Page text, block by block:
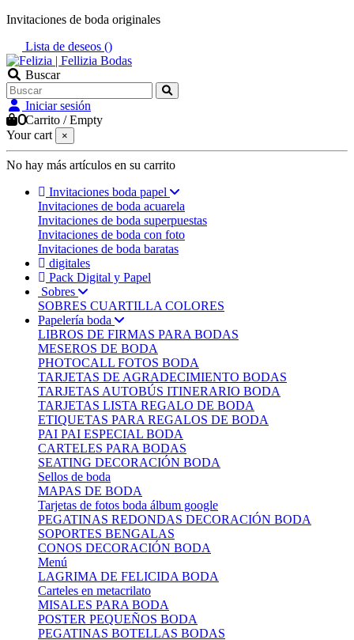
Invitaciones de boda originales
Lista de deseos ()
Buscar
Iniciar sesión
0Carrito /Empty
Your cart
×
No hay más artículos en su carrito
Invitaciones boda papel
Invitaciones de boda acuarela
Invitaciones de boda superpuestas
Invitaciones de boda con foto
Invitaciones de boda baratas
digitales
Pack Digital y Papel
Sobres
SOBRES CUARTILLA COLORES
Papelería boda
LIBROS DE FIRMAS PARA BODAS
MESEROS DE BODA
PHOTOCALL FOTOS BODA
TARJETAS DE AGRADECIMIENTO BODAS
TARJETAS AUTOBÚS ITINERARIO BODA
TARJETAS LISTA REGALO DE BODA
ETIQUETAS PARA REGALOS DE BODA
PAI PAI ESPECIAL BODA
CARTELES PARA BODAS
SEATING DECORACIÓN BODA
Sellos de boda
MAPAS DE BODA
Tarjetas de fotos boda álbum google
PEGATINAS REDONDAS DECORACIÓN BODA
SOPORTES BENGALAS
CONOS DECORACIÓN BODA
Menú
LAGRIMA DE FELICIDA BODA
Carteles en metacrilato
MISALES PARA BODA
POSTER PEQUEÑOS BODA
PEGATINAS BOTELLAS BODAS